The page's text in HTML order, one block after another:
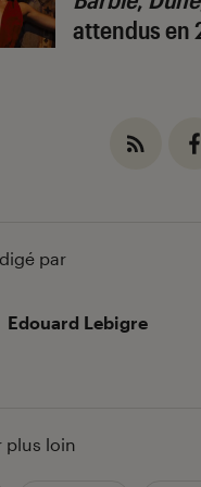
attendus en
par
Edouard Lebigre
plus loin